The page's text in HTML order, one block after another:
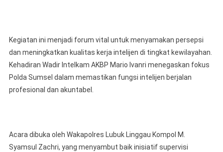
Kegiatan ini menjadi forum vital untuk menyamakan persepsi
dan meningkatkan kualitas kerja intelijen di tingkat kewilayahan.
Kehadiran Wadir Intelkam AKBP Mario Ivanri menegaskan fokus
Polda Sumsel dalam memastikan fungsi intelijen berjalan
profesional dan akuntabel.
Acara dibuka oleh Wakapolres Lubuk Linggau Kompol M.
Syamsul Zachri, yang menyambut baik inisiatif supervisi